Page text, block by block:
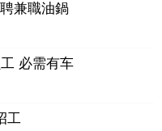
兼職油鍋
必需有车
工